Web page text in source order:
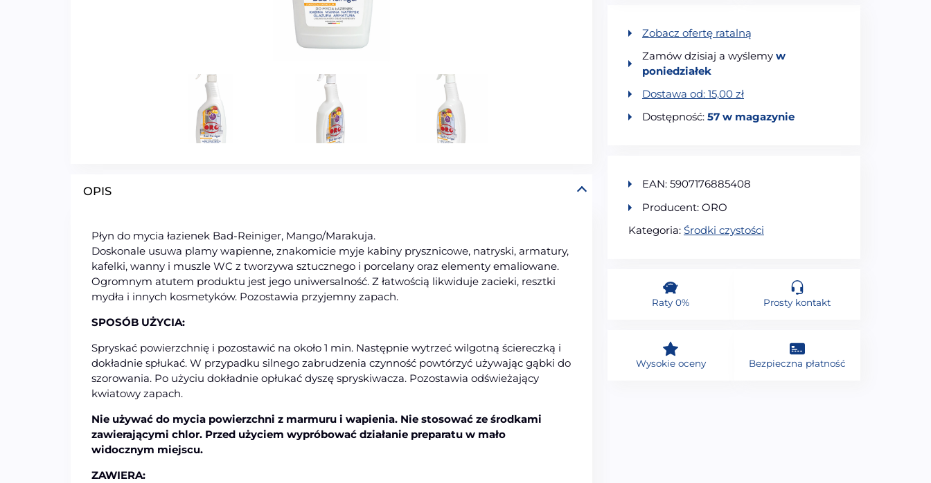
OPIS
Płyn do mycia łazienek Bad-Reiniger, Mango/Marakuja.
Doskonale usuwa plamy wapienne, znakomicie myje kabiny prysznicowe, natryski, armatury,
kafelki, wanny i muszle WC z tworzywa sztucznego i porcelany oraz elementy emaliowane.
Ogromnym atutem produktu jest jego uniwersalność. Z łatwością likwiduje zacieki, resztki
mydła i innych kosmetyków. Pozostawia przyjemny zapach.
SPOSÓB UŻYCIA:
Spryskać powierzchnię i pozostawić na około 1 min. Następnie wytrzeć wilgotną ściereczką i
dokładnie spłukać. W przypadku silnego zabrudzenia czynność powtórzyć używając gąbki do
szorowania. Po użyciu dokładnie opłukać dyszę spryskiwacza. Pozostawia odświeżający
kwiatowy zapach.
Nie używać do mycia powierzchni z marmuru i wapienia. Nie stosować ze środkami
zawierającymi chlor. Przed użyciem wypróbować działanie preparatu w mało
widocznym miejscu.
ZAWIERA:
Zobacz ofertę ratalną
Zamów dzisiaj a wyślemy w
poniedziałek
Dostawa od: 15,00 zł
Dostępność: 57 w magazynie
EAN: 5907176885408
Producent: ORO
Kategoria: Środki czystości
Raty 0% Prosty kontakt
Wysokie oceny Bezpieczna płatność